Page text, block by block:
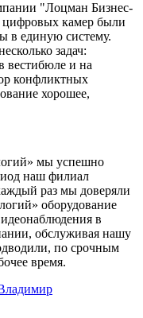
"Лоцман Бизнес-
цифровых камер были
в единую систему.
задач:
вестибюле и на
конфликтных
хорошее,
мы успешно
наш филиал
раз мы доверяли
оборудование
в
обслуживая нашу
по срочным
время.